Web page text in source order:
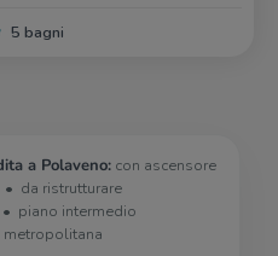
5 bagni
a Polaveno: con ascensore
da ristrutturare
piano intermedio